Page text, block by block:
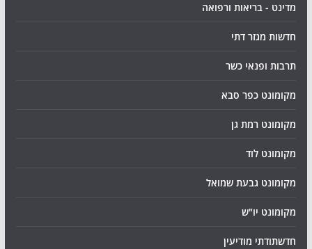
מדינט - בריאות ורפואה
חדשות מגזר דתי
תרבות ופנאי כשר
מקומונט כפר סבא
מקומונט רמת גן
מקומונט לוד
מקומונט גבעת שמואל
מקומונט יו"ש
חדשתודתי מודיעין